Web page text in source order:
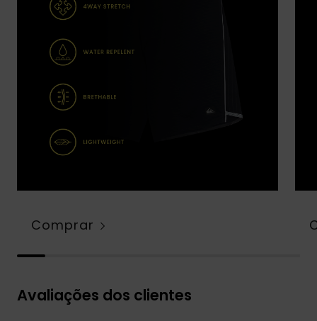
Comprar
Avaliações dos clientes